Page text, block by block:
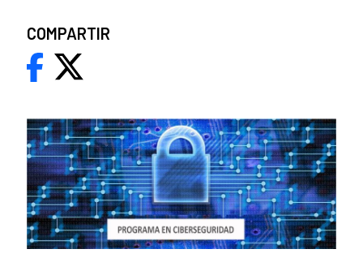
COMPARTIR